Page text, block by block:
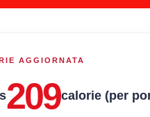
AGGIORNATA
209calorie (per